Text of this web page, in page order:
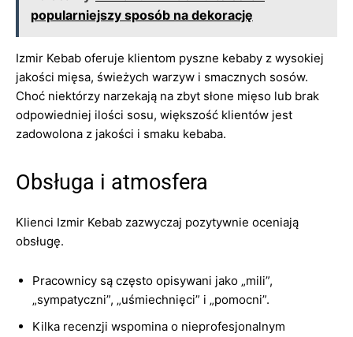
popularniejszy sposób na dekorację
Izmir Kebab oferuje klientom pyszne kebaby z wysokiej
jakości mięsa, świeżych warzyw i smacznych sosów.
Choć niektórzy narzekają na zbyt słone mięso lub brak
odpowiedniej ilości sosu, większość klientów jest
zadowolona z jakości i smaku kebaba.
Obsługa i atmosfera
Klienci Izmir Kebab zazwyczaj pozytywnie oceniają
obsługę.
Pracownicy są często opisywani jako „mili”,
„sympatyczni”, „uśmiechnięci” i „pomocni”.
Kilka recenzji wspomina o nieprofesjonalnym